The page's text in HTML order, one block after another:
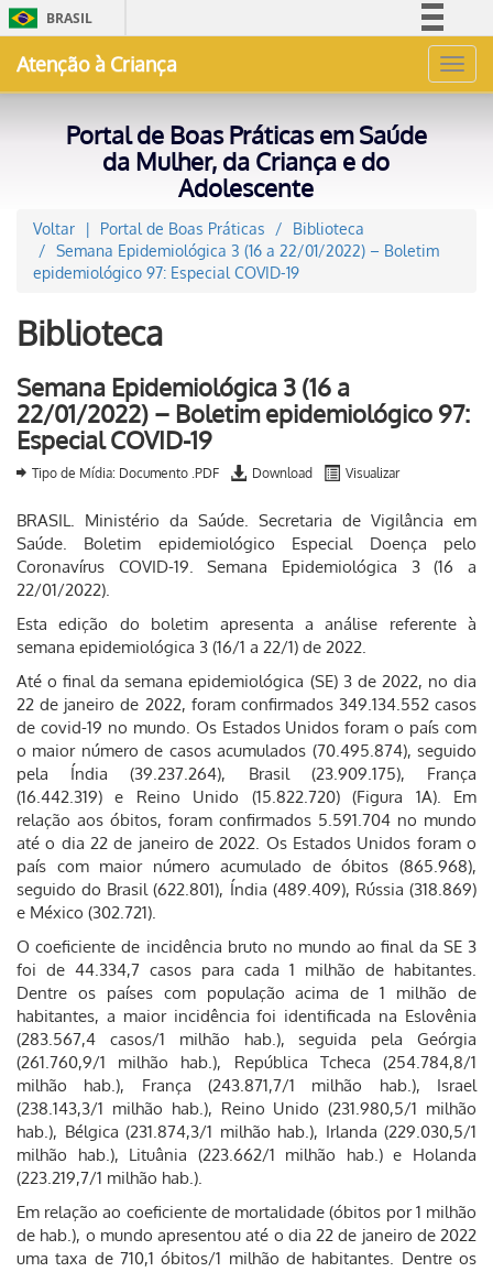
BRASIL
Acesso à informação
Atenção à Criança
Portal de Boas Práticas em Saúde
da Mulher, da Criança e do
Adolescente
Voltar Portal de Boas Práticas
Biblioteca
Semana Epidemiológica 3 (16 a 22/01/2022) – Boletim
epidemiológico 97: Especial COVID-19
Biblioteca
Semana Epidemiológica 3 (16 a
22/01/2022) – Boletim epidemiológico 97:
Especial COVID-19
Tipo de Mídia: Documento .PDF Download Visualizar
BRASIL. Ministério da Saúde. Secretaria de Vigilância em
Saúde. Boletim epidemiológico Especial Doença pelo
Coronavírus COVID-19. Semana Epidemiológica 3 (16 a
22/01/2022).
Esta edição do boletim apresenta a análise referente à
semana epidemiológica 3 (16/1 a 22/1) de 2022.
Até o final da semana epidemiológica (SE) 3 de 2022, no dia
22 de janeiro de 2022, foram confirmados 349.134.552 casos
de covid-19 no mundo. Os Estados Unidos foram o país com
o maior número de casos acumulados (70.495.874), seguido
pela Índia (39.237.264), Brasil (23.909.175), França
(16.442.319) e Reino Unido (15.822.720) (Figura 1A). Em
relação aos óbitos, foram confirmados 5.591.704 no mundo
até o dia 22 de janeiro de 2022. Os Estados Unidos foram o
país com maior número acumulado de óbitos (865.968),
seguido do Brasil (622.801), Índia (489.409), Rússia (318.869)
e México (302.721).
O coeficiente de incidência bruto no mundo ao final da SE 3
foi de 44.334,7 casos para cada 1 milhão de habitantes.
Dentre os países com população acima de 1 milhão de
habitantes, a maior incidência foi identificada na Eslovênia
(283.567,4 casos/1 milhão hab.), seguida pela Geórgia
(261.760,9/1 milhão hab.), República Tcheca (254.784,8/1
milhão hab.), França (243.871,7/1 milhão hab.), Israel
(238.143,3/1 milhão hab.), Reino Unido (231.980,5/1 milhão
hab.), Bélgica (231.874,3/1 milhão hab.), Irlanda (229.030,5/1
milhão hab.), Lituânia (223.662/1 milhão hab.) e Holanda
(223.219,7/1 milhão hab.).
Em relação ao coeficiente de mortalidade (óbitos por 1 milhão
de hab.), o mundo apresentou até o dia 22 de janeiro de 2022
uma taxa de 710,1 óbitos/1 milhão de habitantes. Dentre os